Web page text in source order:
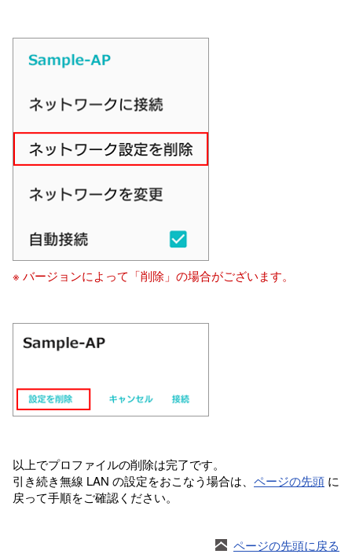
※ バージョンによって「削除」の場合がございます。
以上でプロファイルの削除は完了です。
引き続き無線 LAN の設定をおこなう場合は、 ページの先頭 に
戻って手順をご確認ください。
ページの先頭に戻る